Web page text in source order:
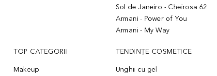
Sol de Janeiro - Cheirosa 62
Armani - Power of You
Armani - My Way
TOP CATEGORII
Makeup
TENDINȚE COSMETICE
Unghii cu gel